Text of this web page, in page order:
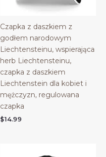
Czapka z daszkiem z
godłem narodowym
Liechtensteinu, wspierająca
herb Liechtensteinu,
czapka z daszkiem
Liechtenstein dla kobiet i
mężczyzn, regulowana
czapka
$14.99